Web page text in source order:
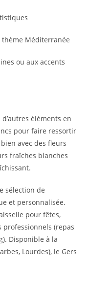
thème Méditerranée
ou aux accents
d’autres éléments en
pour faire ressortir
avec des fleurs
fraîches blanches
sélection de
et personnalisée.
pour fêtes,
professionnels (repas
Disponible à la
Lourdes), le Gers